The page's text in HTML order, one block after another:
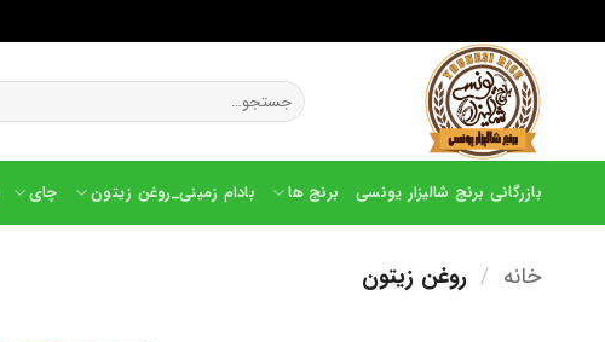
content
جستجو
برای:
بازرگانی برنج شالیزار یونسی برنج ها بادام زمینی_روغن زیتون چای
خانه / روغن زیتون